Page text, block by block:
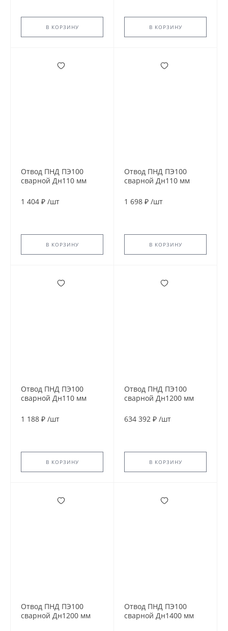
В КОРЗИНУ В КОРЗИНУ
Отвод ПНД ПЭ100
сварной Дн110 мм
1 404 ₽ /шт
В КОРЗИНУ
Отвод ПНД ПЭ100
сварной Дн110 мм
1 698 ₽ /шт
В КОРЗИНУ
Отвод ПНД ПЭ100
сварной Дн110 мм
1 188 ₽ /шт
В КОРЗИНУ
Отвод ПНД ПЭ100
сварной Дн1200 мм
634 392 ₽ /шт
В КОРЗИНУ
Отвод ПНД ПЭ100
сварной Дн1200 мм
Отвод ПНД ПЭ100
сварной Дн1400 мм